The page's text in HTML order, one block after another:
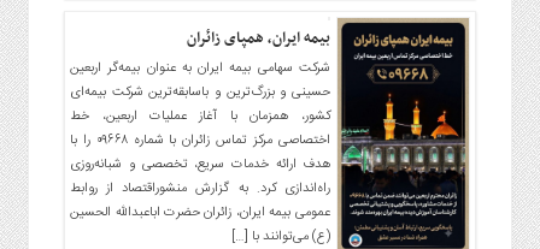
بیمه ایران، همپای زائران
شرکت سهامی بیمه ایران به عنوان بیمه‌گر اربعین
حسینی و بزرگ‌ترین و باسابقه‌ترین شرکت بیمه‌ای
کشور، همزمان با آغاز عملیات اربعین، خط
اختصاصی مرکز تماس زائران با شماره ۰۹۶۶۸ را با
هدف ارائه خدمات سریع، تخصصی و شبانه‌روزی
راه‌اندازی کرد. به گزارش منشوراقتصاد از روابط
عمومی بیمه ایران، زائران حضرت اباعبدالله الحسین
(ع) می‌توانند با […]